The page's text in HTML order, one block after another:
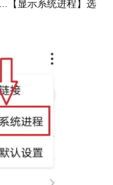
【显示系统进程】选